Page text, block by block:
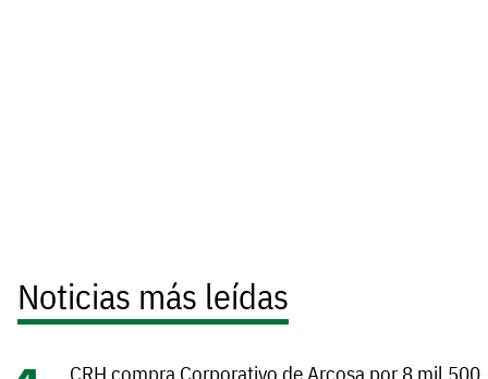
Noticias más leídas
CRH compra Corporativo de Arcosa por 8 mil 500